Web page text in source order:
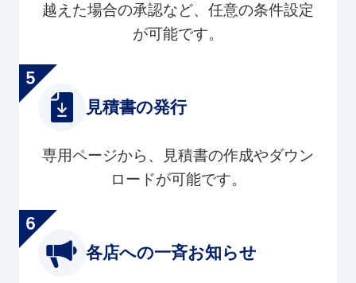
越えた場合の承認など、任意の条件設定
が可能です。
見積書の発行
専用ページから、見積書の作成やダウン
ロードが可能です。
各店への一斉お知らせ